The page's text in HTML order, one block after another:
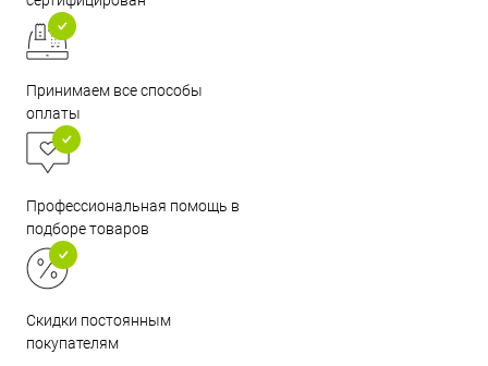
Принимаем все способы
оплаты
Профессиональная помощь в
подборе товаров
Скидки постоянным
покупателям